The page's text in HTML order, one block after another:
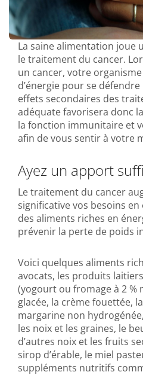
La saine alimentation joue
le traitement du cancer.
un cancer, votre
d’énergie pour se
effets secondaires des
adéquate favorisera donc
la fonction immunitaire et
afin de vous sentir à votre
Ayez un apport
Le traitement du cancer
significative vos besoins
des aliments riches en
prévenir la perte de poids
Voici quelques aliments
avocats, les produits
(yogourt ou fromage à 2 %
glacée, la crème fouettée,
margarine non
les noix et les graines, le
d’autres noix et les fruits
sirop d’érable, le miel
suppléments nutritifs